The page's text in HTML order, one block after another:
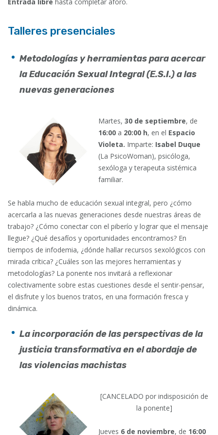
Talleres presenciales
Metodologías y herramientas para acercar
la Educación Sexual Integral (E.S.I.) a las
nuevas generaciones
Martes, 30 de septiembre, de
16:00 a 20:00 h, en el Espacio
Violeta. Imparte: Isabel Duque
(La PsicoWoman), psicóloga,
sexóloga y terapeuta sistémica
familiar.
Se habla mucho de educación sexual integral, pero ¿cómo
acercarla a las nuevas generaciones desde nuestras áreas de
trabajo? ¿Cómo conectar con el piberío y lograr que el mensaje
llegue? ¿Qué desafíos y oportunidades encontramos? En
tiempos de infodemia, ¿dónde hallar recursos sexológicos con
mirada crítica? ¿Cuáles son las mejores herramientas y
metodologías? La ponente nos invitará a reflexionar
colectivamente sobre estas cuestiones desde el sentir-pensar,
el disfrute y los buenos tratos, en una formación fresca y
dinámica.
La incorporación de las perspectivas de la
justicia transformativa en el abordaje de
las violencias machistas
[CANCELADO por indisposición de
la ponente]
Jueves 6 de noviembre, de 16:00